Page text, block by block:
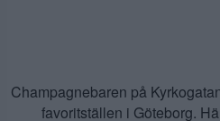
Champagnebaren på
favoritställen i Göteborg.